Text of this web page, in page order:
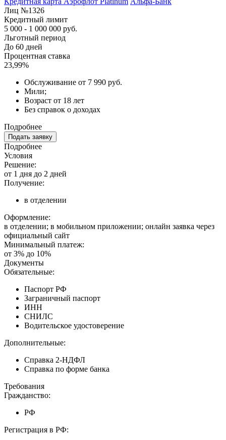
Лиц №1326
Кредитный лимит
5 000 - 1 000 000 руб.
Льготный период
До 60 дней
Процентная ставка
23,99%
Обслуживание от 7 990 руб.
Мили;
Возраст от 18 лет
Без справок о доходах
Подробнее
Подать заявку
Подробнее
Условия
Решение:
от 1 дня до 2 дней
Получение:
в отделении
Оформление:
в отделении; в мобильном приложении; онлайн заявка через
официальный сайт
Минимальный платеж:
от 3% до 10%
Документы
Обязательные:
Паспорт РФ
Заграничный паспорт
ИНН
СНИЛС
Водительское удостоверение
Дополнительные:
Справка 2-НДФЛ
Справка по форме банка
Требования
Гражданство:
РФ
Регистрация в РФ: